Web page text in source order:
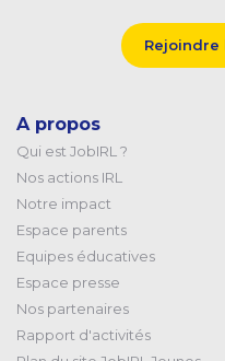
Rejoindre
A propos
Qui est JobIRL ?
Nos actions IRL
Notre impact
Espace parents
Equipes éducatives
Espace presse
Nos partenaires
Rapport d'activités